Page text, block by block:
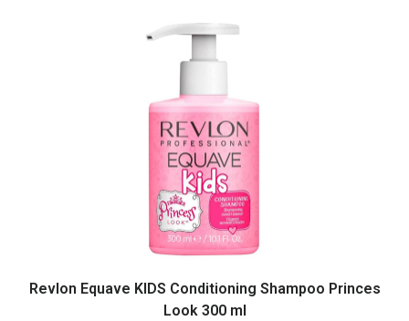
Revlon Equave KIDS Conditioning Shampoo Princes
Look 300 ml